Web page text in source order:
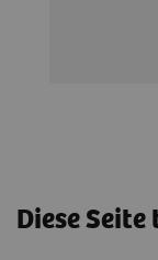
Diese Seite